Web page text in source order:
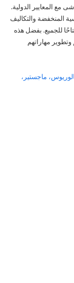
مع المعايير الدولية.
المنخفضة والتكاليف
للجميع. بفضل هذه
مهاراتهم
في رومانيا 2024-2025: بكالوريوس، ماجستير،